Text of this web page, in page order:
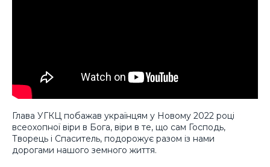
Глава УГКЦ побажав українцям у Новому 2022 році
всеохопної віри в Бога, віри в те, що сам Господь,
Творець і Спаситель, подорожує разом із нами
дорогами нашого земного життя.